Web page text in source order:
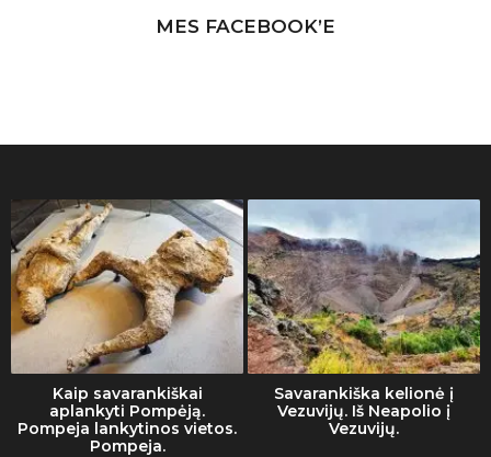
MES FACEBOOK’E
Kaip savarankiškai
aplankyti Pompėją.
Pompeja lankytinos vietos.
Pompeja.
Savarankiška kelionė į
Vezuvijų. Iš Neapolio į
Vezuvijų.